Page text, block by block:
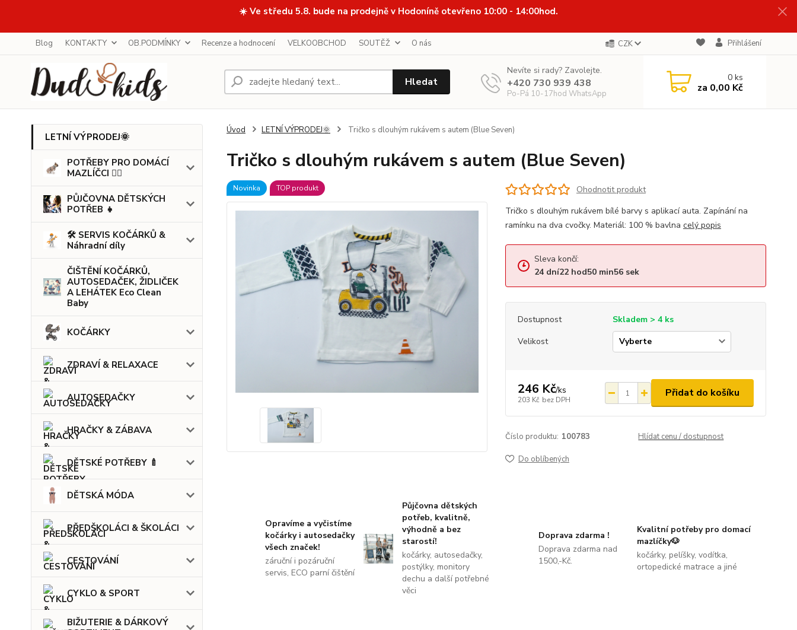
☀️ Ve středu 5.8. bude na prodejně v Hodoníně otevřeno 10:00 - 14:00hod.
Blog KONTAKTY OB.PODMÍNKY Recenze a hodnocení VELKOOBCHOD SOUTĚŽ O nás CZK Přihlášení
Hledat
Nevíte si rady? Zavolejte.
+420 730 939 438
Po-Pá 10-17hod WhatsApp
0ks
za 0,00 Kč
LETNÍ VÝPRODEJ🌞
POTŘEBY PRO DOMÁCÍ
MAZLÍČCI 🐕‍🦺
PŮJČOVNA DĚTSKÝCH
POTŘEB 👧
🛠️ SERVIS KOČÁRKŮ &
Náhradní díly
ČIŠTĚNÍ KOČÁRKŮ,
AUTOSEDAČEK, ŽIDLIČEK
A LEHÁTEK Eco Clean
Baby
KOČÁRKY
ZDRAVÍ & RELAXACE
AUTOSEDAČKY
HRAČKY & ZÁBAVA
DĚTSKÉ POTŘEBY 🍼
DĚTSKÁ MÓDA
PŘEDŠKOLÁCI & ŠKOLÁCI
CESTOVÁNÍ
CYKLO & SPORT
BIŽUTERIE & DÁRKOVÝ
Úvod LETNÍ VÝPRODEJ🌞 Tričko s dlouhým rukávem s autem (Blue Seven)
Tričko s dlouhým rukávem s autem (Blue Seven)
Novinka TOP produkt
Ohodnotit produkt
Tričko s dlouhým rukávem bílé barvy s aplikací auta. Zapínání na
ramínku na dva cvočky. Materiál: 100 % bavlna celý popis
Sleva končí:
24 dní22hod50min55sek
Dostupnost
Skladem > 4 ks
Velikost
246 Kč/ks
203 Kč bez DPH
Přidat do košíku
Číslo produktu: 100783 Hlídat cenu / dostupnost
Do oblíbených
Opravíme a vyčistíme
kočárky i autosedačky
všech značek!
záruční i pozáruční
servis, ECO parní čištění
Půjčovna dětských
potřeb, kvalitně,
výhodně a bez
starostí!
kočárky, autosedačky,
postýlky, monitory
dechu a další potřebné
věci
Doprava zdarma !
Doprava zdarma nad
1500,-Kč.
Kvalitní potřeby pro domací
mazlíčky🐶
kočárky, pelíšky, vodítka,
ortopedické matrace a jiné